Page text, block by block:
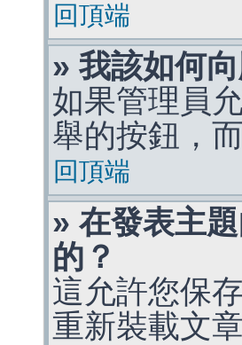
回頂端
» 我該如何
如果管理員
舉的按鈕，
回頂端
» 在發表主
的？
這允許您保
重新裝載文